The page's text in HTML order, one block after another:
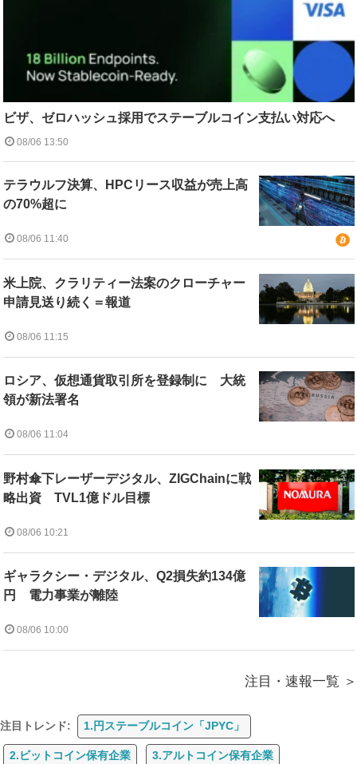
ビザ、ゼロハッシュ採用でステーブルコイン支払い対応へ
08/06 13:50
テラウルフ決算、HPCリース収益が売上高
の70%超に
08/06 11:40
米上院、クラリティー法案のクローチャー
申請見送り続く＝報道
08/06 11:15
ロシア、仮想通貨取引所を登録制に 大統
領が新法署名
08/06 11:04
野村傘下レーザーデジタル、ZIGChainに戦
略出資 TVL1億ドル目標
08/06 10:21
ギャラクシー・デジタル、Q2損失約134億
円 電力事業が離陸
08/06 10:00
注目・速報一覧
注目トレンド: 1.円ステーブルコイン「JPYC」
2.ビットコイン保有企業 3.アルトコイン保有企業